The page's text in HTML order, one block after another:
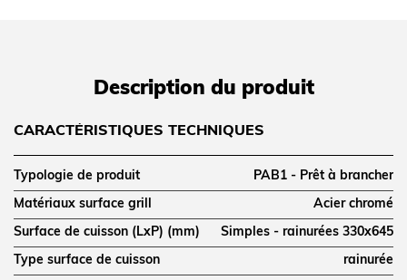
Description du produit
CARACTÉRISTIQUES TECHNIQUES
Typologie de produit PAB1 - Prêt à brancher
Matériaux surface grill Acier chromé
Surface de cuisson (LxP) (mm) Simples - rainurées 330x645
Type surface de cuisson rainurée